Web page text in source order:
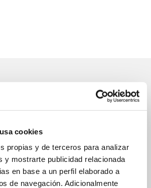
cookies
propias y de terceros para analizar
y mostrarte publicidad relacionada
en base a un perfil elaborado a
de navegación. Adicionalmente